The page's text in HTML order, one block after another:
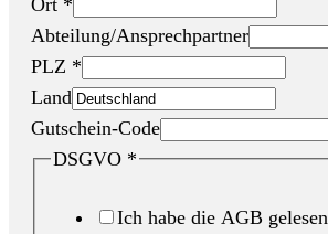
Ort *
Abteilung/Ansprechpartner
PLZ *
Land
Gutschein-Code
DSGVO *
Ich habe die AGB gelesen